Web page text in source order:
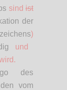
sind ist
der
)
und
des
vom